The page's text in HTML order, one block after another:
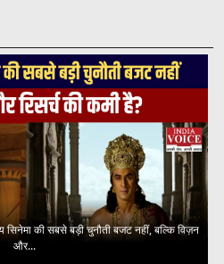
की सबसे बड़ी चुनौती बजट नहीं, बल्कि विज़न
और...